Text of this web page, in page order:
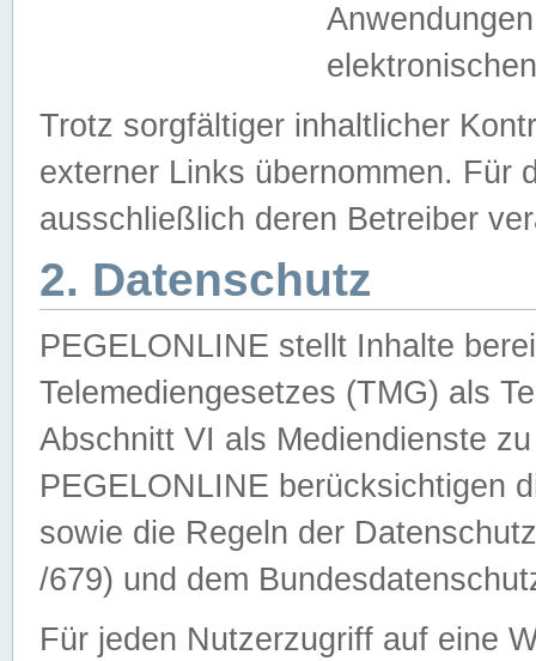
Trotz sorgfältiger inhaltlicher
externer Links übernommen. Für
ausschließlich deren Betreiber
2. Datenschutz
PEGELONLINE stellt Inhalte
Telemediengesetzes (TMG) als
Abschnitt VI als Mediendienste
PEGELONLINE berücksichtigen
sowie die Regeln der
/679) und dem
Für jeden Nutzerzugriff auf eine